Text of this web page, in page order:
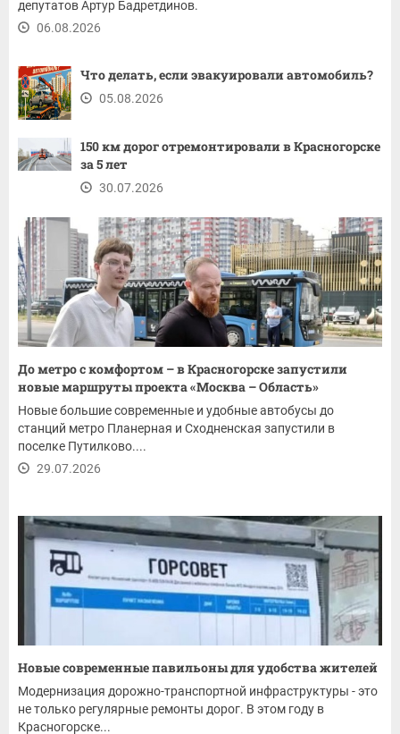
депутатов Артур Бадретдинов.
06.08.2026
Что делать, если эвакуировали автомобиль?
05.08.2026
150 км дорог отремонтировали в Красногорске
за 5 лет
30.07.2026
До метро с комфортом – в Красногорске запустили
новые маршруты проекта «Москва – Область»
Новые большие современные и удобные автобусы до
станций метро Планерная и Сходненская запустили в
поселке Путилково....
29.07.2026
Новые современные павильоны для удобства жителей
Модернизация дорожно-транспортной инфраструктуры - это
не только регулярные ремонты дорог. В этом году в
Красногорске...